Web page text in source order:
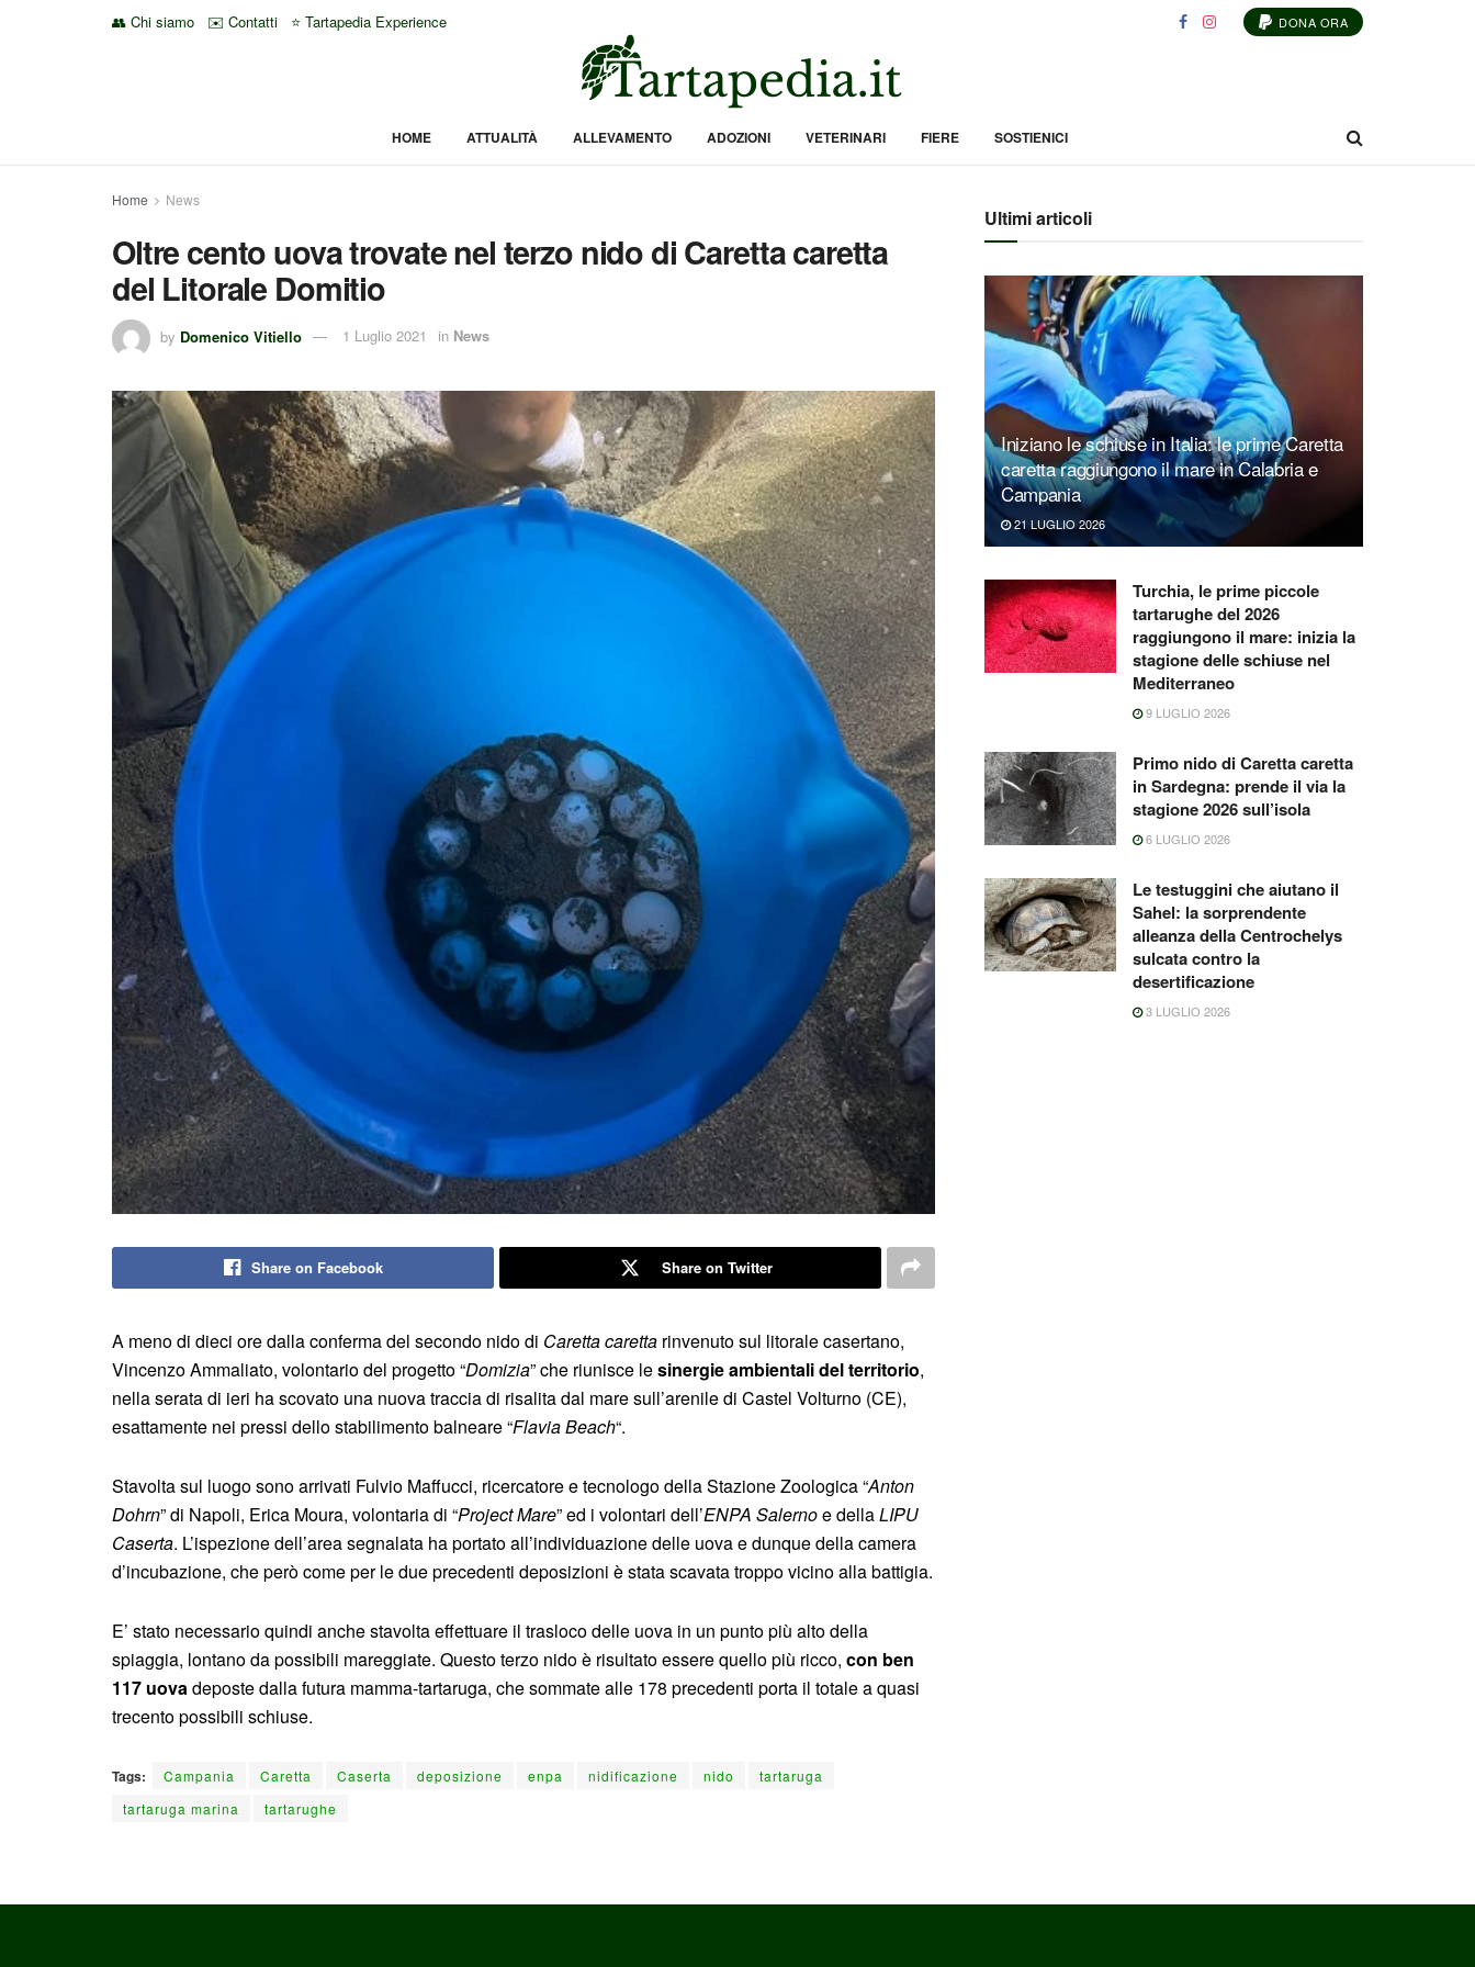
👥 Chi siamo ✉️ Contatti ⭐ Tartapedia Experience DONA ORA
HOME ATTUALITÀ ALLEVAMENTO ADOZIONI VETERINARI FIERE SOSTIENICI
Home News
Oltre cento uova trovate nel terzo nido di Caretta caretta
del Litorale Domitio
by Domenico Vitiello 1 Luglio 2021 in News
Share on Facebook Share on Twitter
A meno di dieci ore dalla conferma del secondo nido di Caretta caretta rinvenuto sul litorale casertano,
Vincenzo Ammaliato, volontario del progetto “Domizia” che riunisce lesinergie ambientali del territorio,
nella serata di ieri ha scovato una nuova traccia di risalita dal mare sull’arenile di Castel Volturno (CE),
esattamente nei pressi dello stabilimento balneare “Flavia Beach“.
Stavolta sul luogo sono arrivati Fulvio Maffucci, ricercatore e tecnologo della Stazione Zoologica “Anton
Dohrn” di Napoli, Erica Moura, volontaria di “Project Mare” ed i volontari dell’ENPA Salernoe dellaLIPU
Caserta. L’ispezione dell’area segnalata ha portato all’individuazione delle uova e dunque della camera
d’incubazione, che però come per le due precedenti deposizioni è stata scavata troppo vicino alla battigia.
E’ stato necessario quindi anche stavolta effettuare il trasloco delle uova in un punto più alto della
spiaggia, lontano da possibili mareggiate. Questo terzo nido è risultato essere quello più ricco, con ben
117 uova deposte dalla futura mamma-tartaruga, che sommate alle 178 precedenti porta il totale a quasi
trecento possibili schiuse.
Tags: Campania Caretta Caserta deposizione enpa nidificazione nido
tartaruga
tartaruga marina
tartarughe
Ultimi articoli
Iniziano le schiuse in Italia: le prime Caretta
caretta raggiungono il mare in Calabria e
Campania
21 LUGLIO 2026
Turchia, le prime piccole
tartarughe del 2026
raggiungono il mare: inizia la
stagione delle schiuse nel
Mediterraneo
9 LUGLIO 2026
Primo nido di Caretta caretta
in Sardegna: prende il via la
stagione 2026 sull’isola
6 LUGLIO 2026
Le testuggini che aiutano il
Sahel: la sorprendente
alleanza della Centrochelys
sulcata contro la
desertificazione
3 LUGLIO 2026